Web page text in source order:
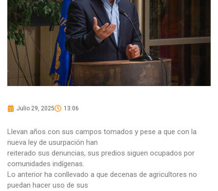
Julio 29, 2025 13:06
Llevan años con sus campos tomados y pese a que con la
nueva ley de usurpación han
reiterado sus denuncias, sus predios siguen ocupados por
comunidades indígenas.
Lo anterior ha conllevado a que decenas de agricultores no
puedan hacer uso de sus